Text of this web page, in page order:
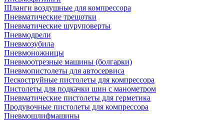
Шланги воздушные для компрессора
Пневматические трещотки
Пневматические шуруповерты
Пневмодрели
Пневмозубила
Пневмоножницы
Пневмоотрезные машины (болгарки)
Пневмопистолеты для автосервиса
Пескоструйные пистолеты для компрессора
Пистолеты для подкачки шин с манометром
Пневматические пистолеты для герметика
Продувочные пистолеты для компрессора
Пневмошлифмашины